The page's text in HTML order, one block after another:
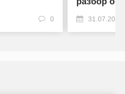
0 31.07.2026